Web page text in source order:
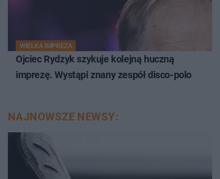
WIELKA IMPREZA
Ojciec Rydzyk szykuje kolejną huczną
imprezę. Wystąpi znany zespół disco-polo
NAJNOWSZE NEWSY: